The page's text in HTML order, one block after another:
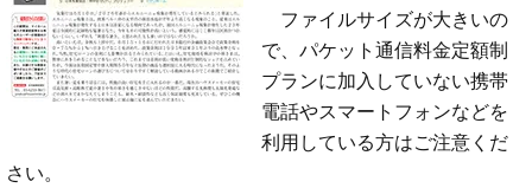
ファイルサイズが大きいの
で、パケット通信料金定額制
プランに加入していない携帯
電話やスマートフォンなどを
利用している方はご注意くだ
さい。